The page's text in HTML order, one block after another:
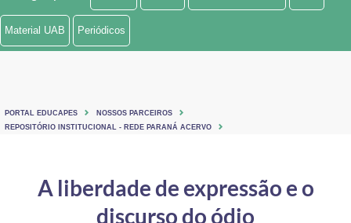
Ministério de Minas e Energia
Ministério do Turismo
Controladoria-Geral da União
Material UAB Periódicos
PORTAL EDUCAPES
NOSSOS PARCEIROS
REPOSITÓRIO INSTITUCIONAL - REDE PARANÁ ACERVO
A liberdade de expressão e o
discurso do ódio